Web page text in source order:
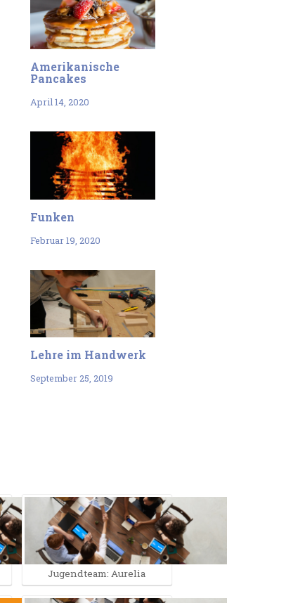
Amerikanische
Pancakes
April 14, 2020
Funken
Februar 19, 2020
Lehre im Handwerk
September 25, 2019
Jugendteam: Aurelia